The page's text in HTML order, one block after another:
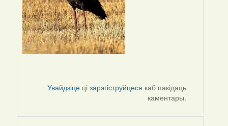
Увайдзіце цізарэгіструйцеся каб пакідаць
каментары.